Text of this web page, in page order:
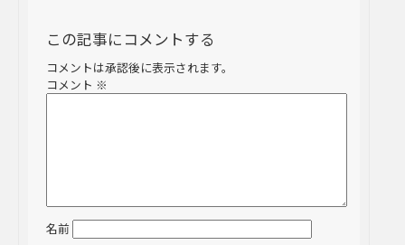
この記事にコメントする
コメントは承認後に表示されます。
コメント ※
名前